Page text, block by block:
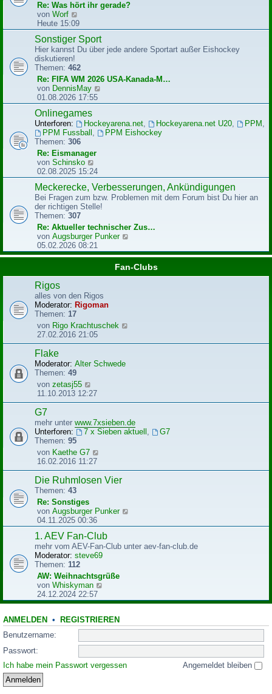
e
g
Re: Was hört ihr gerade?
von Worf
e
u
e
s
e
r
B
e
i
t
r
a
g
Heute 15:09
Sonstiger Sport
Hier kannst Du über jede andere Sportart außer Eishockey
diskutieren!
Themen: 462
Re: FIFA WM 2026 USA-Kanada-M…
von DennisMay
u
s
t
i
t
r
a
01.08.2026 17:55
Onlinegames
Unterforen: Hockeyarena.net, Hockeyarena.net U20, PPM ,
PPM Fussball ,
PPM Eishockey
Themen: 306
Re: Eismanager
von Schinsko
e
u
e
s
t
r
B
e
i
02.08.2025 15:24
Meckerecke, Verbesserungen, Ankündigungen
Bei Fragen zum bzw. Problemen mit dem Forum bist Du hier an
der richtigen Stelle!
Themen: 307
Re: Aktueller technischer Zus…
von Augsburger Punker
u
s
r
05.02.2026 08:21
Fan-Clubs
Rigos
alles von den Rigos
Moderator: Rigoman
Themen: 17
von Rigo Krachtuschek
u
t
r
27.02.2016 21:05
Flake
Moderator: Alter Schwede
Themen: 49
von zetasj55
e
u
s
t
B
e
t
g
11.10.2013 12:27
G7
mehr unter www.7xsieben.de
Unterforen:
7 x Sieben aktuell ,
G7
Themen: 95
von Kaethe G7
u
e
e
r
B
e
i
t
r
g
16.02.2016 11:27
Die Ruhmlosen Vier
Themen: 43
Re: Sonstiges
von Augsburger Punker
u
s
i
a
04.11.2025 00:36
1. AEV Fan-Club
mehr vom AEV-Fan-Club unter aev-fan-club.de
Moderator: steve69
Themen: 112
AW: Weihnachtsgrüße
von Whiskyman
u
s
t
e
r
B
e
24.12.2024 22:57
ANMELDEN • REGISTRIEREN
Benutzername:
Passwort:
Ich habe mein Passwort vergessen
Angemeldet bleiben